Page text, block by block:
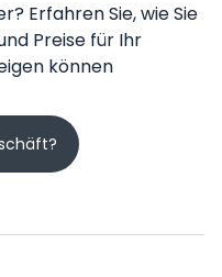
Erfahren Sie, wie Sie
Preise für Ihr
können